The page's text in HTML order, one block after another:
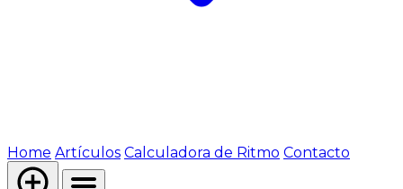
Home Artículos Calculadora de Ritmo Contacto